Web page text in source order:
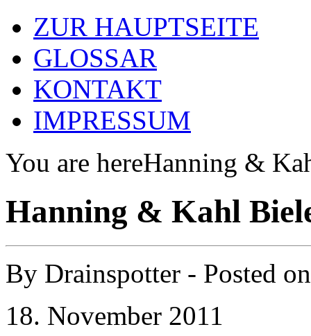
ZUR HAUPTSEITE
GLOSSAR
KONTAKT
IMPRESSUM
You are hereHanning &
Hanning & Kahl
By Drainspotter - Posted
18. November 2011